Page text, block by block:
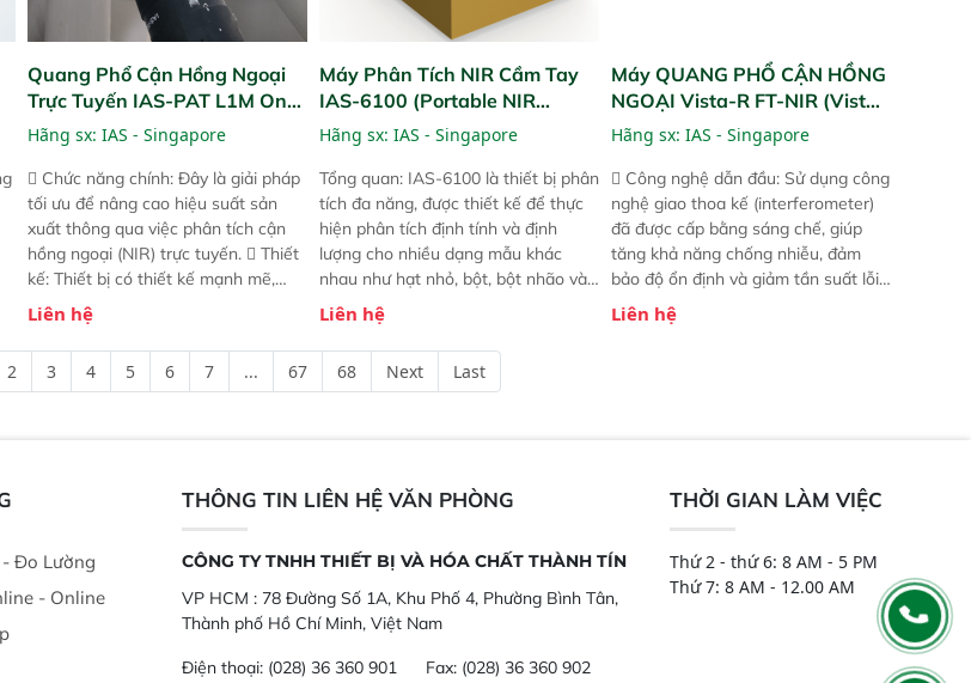
Quang Phổ Cận Hồng Ngoại
Trực Tuyến IAS-PAT L1M On-
Line NIR
Hãng sx: IAS - Singapore
 Chức năng chính: Đây là giải pháp
tối ưu để nâng cao hiệu suất sản
xuất thông qua việc phân tích cận
hồng ngoại (NIR) trực tuyến.  Thiết
kế: Thiết bị có thiết kế mạnh mẽ,
mô-đun hóa, hỗ trợ tản nhiệt tăng
cường và đã qua kiểm tra áp suất
nghiêm ngặt.  Cam kết: Mang lại
khả năng theo dõi thông số theo
Liên hệ
Máy Phân Tích NIR Cầm Tay
IAS-6100 (Portable NIR
Analyzer)
Hãng sx: IAS - Singapore
Tổng quan: IAS-6100 là thiết bị phân
tích đa năng, được thiết kế để thực
hiện phân tích định tính và định
lượng cho nhiều dạng mẫu khác
nhau như hạt nhỏ, bột, bột nhão và
chất lỏng. Thiết bị này cho phép bất
kỳ ai cũng có thể thực hiện phân tích
đa thành phần chỉ với một nút bấm
đơn giản, mọi lúc, mọi nơi. Chuyên
Liên hệ
Máy QUANG PHỔ CẬN HỒNG
NGOẠI Vista-R FT-NIR (Vista-
R FT-NIR Analyzer)
Hãng sx: IAS - Singapore
 Công nghệ dẫn đầu: Sử dụng công
nghệ giao thoa kế (interferometer)
đã được cấp bằng sáng chế, giúp
tăng khả năng chống nhiễu, đảm
bảo độ ổn định và giảm tần suất lỗi.
 Phạm vi ứng dụng rộng: Đáp ứng
nhu cầu kiểm tra đa dạng mẫu mã
Liên hệ
2 3 4 5 6 7 ... 67 68 Next Last
Đo Lường
- Online
THÔNG TIN LIÊN HỆ VĂN PHÒNG
CÔNG TY TNHH THIẾT BỊ VÀ HÓA CHẤT THÀNH TÍN
VP HCM : 78 Đường Số 1A, Khu Phố 4, Phường Bình Tân,
Thành phố Hồ Chí Minh, Việt Nam
Điện thoại: (028) 36 360 901 Fax: (028) 36 360 902
THỜI GIAN LÀM VIỆC
Thứ 2 - thứ 6: 8 AM - 5 PM
Thứ 7: 8 AM - 12.00 AM